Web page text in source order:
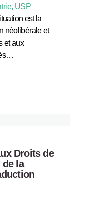
USP
est la
néolibérale et
et aux
Droits de
de la